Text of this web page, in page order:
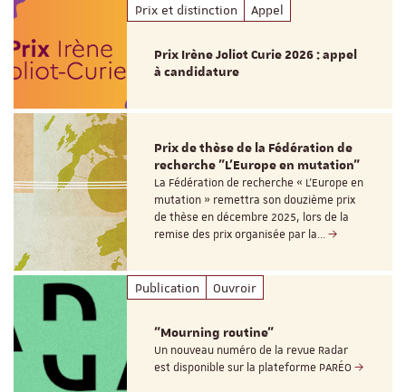
Prix et distinction Appel
Prix Irène Joliot Curie 2026 : appel
à candidature
Prix de thèse de la Fédération de
recherche "L’Europe en mutation"
La Fédération de recherche « L’Europe en
mutation » remettra son douzième prix
de thèse en décembre 2025, lors de la
remise des prix organisée par la…
Publication Ouvroir
"Mourning routine"
Un nouveau numéro de la revue Radar
est disponible sur la plateforme PARÉO